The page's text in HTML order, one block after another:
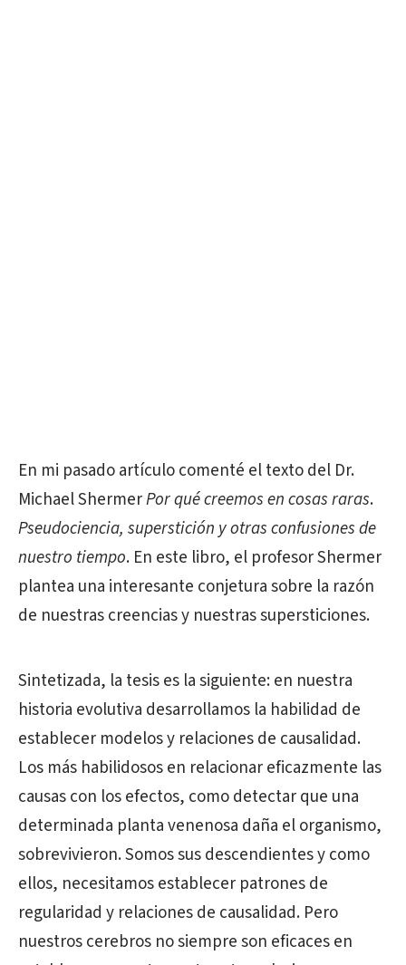
En mi pasado artículo comenté el texto del Dr.
Michael ShermerPor quécreemos en cosas raras.
Pseudociencia, superstición y otras confusiones de
nuestro tiempo. En este libro, el profesor Shermer
plantea una interesante conjetura sobre la razón
de nuestras creencias y nuestras supersticiones.
Sintetizada, la tesis es la siguiente: en nuestra
historia evolutiva desarrollamos la habilidad de
establecer modelos y relaciones de causalidad.
Los más habilidosos en relacionar eficazmente las
causas con los efectos, como detectar que una
determinada planta venenosa daña el organismo,
sobrevivieron. Somos sus descendientes y como
ellos, necesitamos establecer patrones de
regularidad y relaciones de causalidad. Pero
nuestros cerebros no siempre son eficaces en